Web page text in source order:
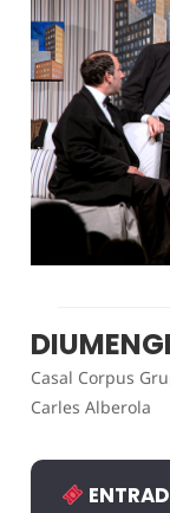
Casal Corpus
Carles Alberola